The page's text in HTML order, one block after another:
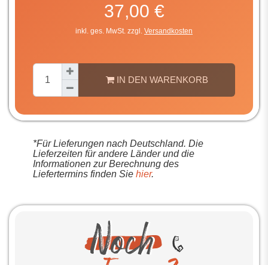
37,00 €
inkl. ges. MwSt. zzgl. Versandkosten
IN DEN WARENKORB
*Für Lieferungen nach Deutschland. Die
Lieferzeiten für andere Länder und die
Informationen zur Berechnung des
Liefertermins finden Sie hier.